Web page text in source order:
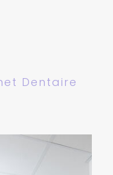
Dentaire